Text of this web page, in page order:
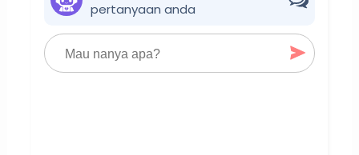
pertanyaan anda